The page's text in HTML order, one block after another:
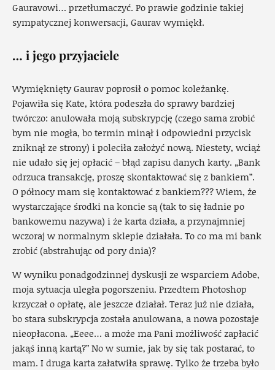
Gauravowi… przetłumaczyć. Po prawie godzinie takiej
sympatycznej konwersacji, Gaurav wymiękł.
… i jego przyjaciele
Wymięknięty Gaurav poprosił o pomoc koleżankę.
Pojawiła się Kate, która podeszła do sprawy bardziej
twórczo: anulowała moją subskrypcję (czego sama zrobić
bym nie mogła, bo termin minął i odpowiedni przycisk
zniknął ze strony) i poleciła założyć nową. Niestety, wciąż
nie udało się jej opłacić – błąd zapisu danych karty. „Bank
odrzuca transakcję, proszę skontaktować się z bankiem”.
O północy mam się kontaktować z bankiem??? Wiem, że
wystarczające środki na koncie są (tak to się ładnie po
bankowemu nazywa) i że karta działa, a przynajmniej
wczoraj w normalnym sklepie działała. To co ma mi bank
zrobić (abstrahując od pory dnia)?
W wyniku ponadgodzinnej dyskusji ze wsparciem Adobe,
moja sytuacja uległa pogorszeniu. Przedtem Photoshop
krzyczał o opłatę, ale jeszcze działał. Teraz już nie działa,
bo stara subskrypcja została anulowana, a nowa pozostaje
nieopłacona. „Eeee… a może ma Pani możliwość zapłacić
jakąś inną kartą?” No w sumie, jak by się tak postarać, to
mam. I druga karta załatwiła sprawę. Tylko że trzeba było